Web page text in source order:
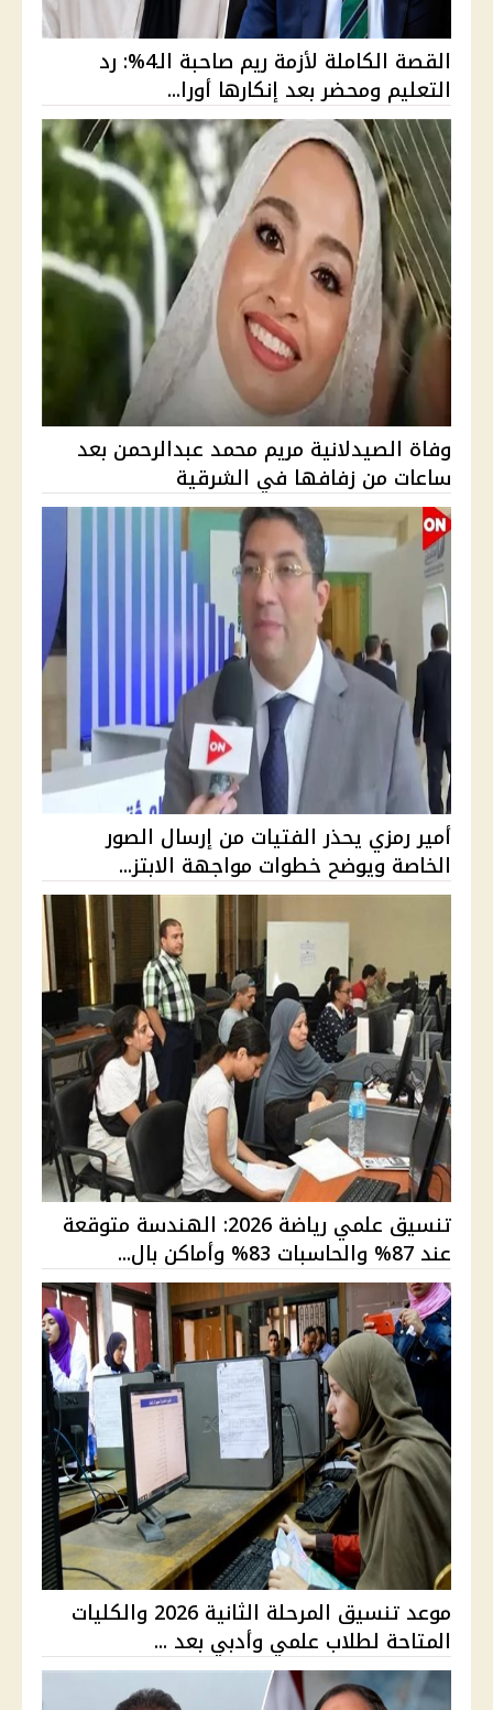
القصة الكاملة لأزمة ريم صاحبة الـ4%: رد
التعليم ومحضر بعد إنكارها أورا...
وفاة الصيدلانية مريم محمد عبدالرحمن بعد
ساعات من زفافها في الشرقية
أمير رمزي يحذر الفتيات من إرسال الصور
الخاصة ويوضح خطوات مواجهة الابتز...
تنسيق علمي رياضة 2026: الهندسة متوقعة
عند 87% والحاسبات 83% وأماكن بال...
موعد تنسيق المرحلة الثانية 2026 والكليات
المتاحة لطلاب علمي وأدبي بعد ...